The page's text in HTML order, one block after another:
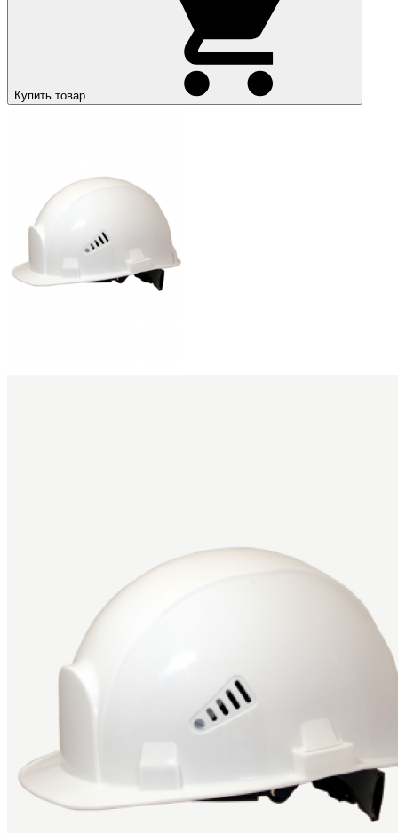
Купить товар